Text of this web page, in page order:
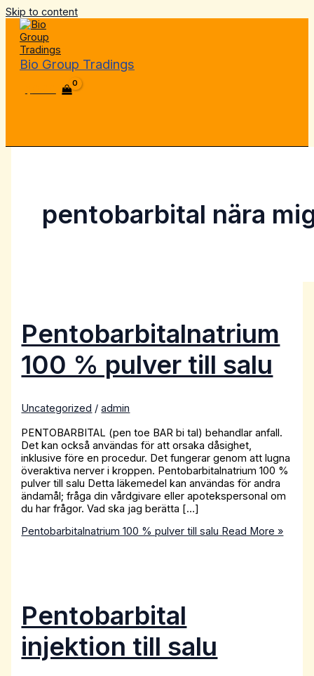
Skip to content
Bio Group Tradings
pentobarbital nära
Pentobarbitalnatrium
100 % pulver till salu
Uncategorized /admin
PENTOBARBITAL (pen toe BAR bi tal) behandlar anfall.
Det kan också användas för att orsaka dåsighet,
inklusive före en procedur. Det fungerar genom att lugna
överaktiva nerver i kroppen. Pentobarbitalnatrium 100 %
pulver till salu Detta läkemedel kan användas för andra
ändamål; fråga din vårdgivare eller apotekspersonal om
du har frågor. Vad ska jag berätta […]
Pentobarbitalnatrium 100 % pulver till salu Read More »
Pentobarbital
injektion till salu